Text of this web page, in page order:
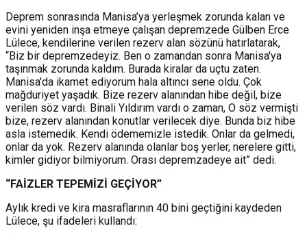
Deprem sonrasında Manisa’ya yerleşmek zorunda kalan ve
evini yeniden inşa etmeye çalışan depremzede Gülben Erce
Lülece, kendilerine verilen rezerv alan sözünü hatırlatarak,
“Biz bir depremzedeyiz. Ben o zamandan sonra Manisa'ya
taşınmak zorunda kaldım. Burada kiralar da uçtu zaten.
Manisa'da ikamet ediyorum hala altıncı sene oldu. Çok
mağduriyet yaşadık. Bize rezerv alanından hibe değil, bize
verilen söz vardı. Binali Yıldırım vardı o zaman, O söz vermişti
bize, rezerv alanından konutlar verilecek diye. Bunda biz hibe
asla istemedik. Kendi ödememizle istedik. Onlar da gelmedi,
onlar da yok. Rezerv alanında olanlar boş yerler, nerelere gitti,
kimler gidiyor bilmiyorum. Orası depremzadeye ait” dedi.
“FAİZLER TEPEMİZİ GEÇİYOR”
Aylık kredi ve kira masraflarının 40 bini geçtiğini kaydeden
Lülece, şu ifadeleri kullandı: